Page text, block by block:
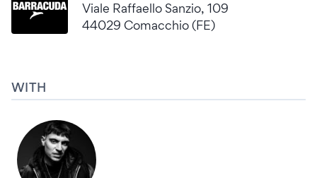
Viale Raffaello Sanzio, 109
44029 Comacchio (FE)
WITH